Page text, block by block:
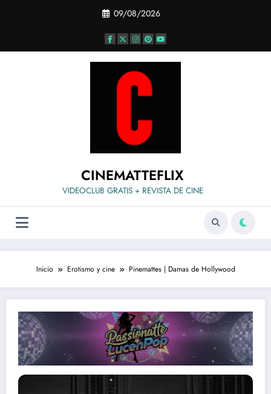
09/08/2026
CINEMATTEFLIX
VIDEOCLUB GRATIS + REVISTA DE CINE
Inicio Erotismo y cine Pinemattes | Damas de Hollywood